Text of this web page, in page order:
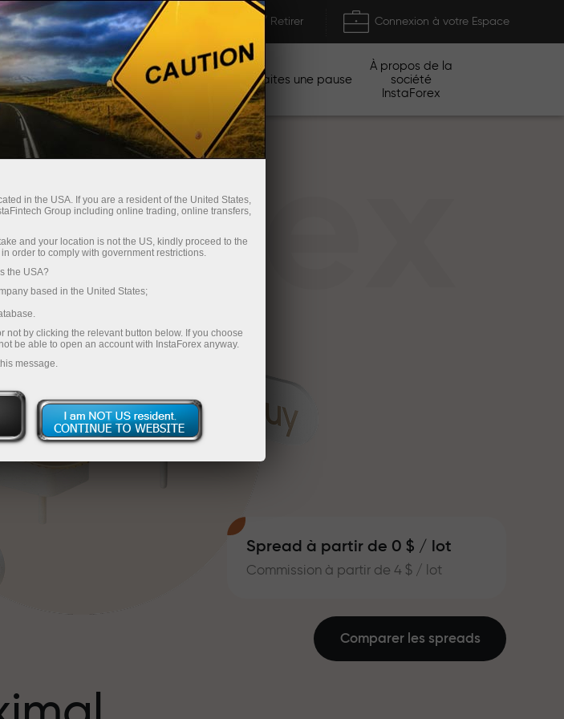
Plateforme de trading Déposer / Retirer Connexion à votre Espace
Pour les
partenaires
Campagnes Faites une pause
À propos de la
société
InstaForex
Spread à partir de 0 $ / lot
Commission à partir de 4 $ / lot
Comparer les spreads
in the USA. If you are a resident of the United States,
Group including online trading, online transfers,
and your location is not the US, kindly proceed to the
order to comply with government restrictions.
the USA?
based in the United States;
not by clicking the relevant button below. If you choose
be able to open an account with InstaForex anyway.
message.